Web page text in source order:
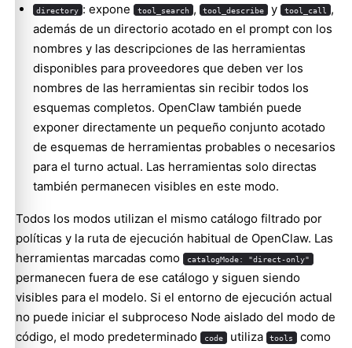
directory : expone tool_search , tool_describe y tool_call ,
además de un directorio acotado en el prompt con los
nombres y las descripciones de las herramientas
disponibles para proveedores que deben ver los
nombres de las herramientas sin recibir todos los
esquemas completos. OpenClaw también puede
exponer directamente un pequeño conjunto acotado
de esquemas de herramientas probables o necesarios
para el turno actual. Las herramientas solo directas
también permanecen visibles en este modo.
Todos los modos utilizan el mismo catálogo filtrado por
políticas y la ruta de ejecución habitual de OpenClaw. Las
herramientas marcadas como
catalogMode: "direct-only"
permanecen fuera de ese catálogo y siguen siendo
visibles para el modelo. Si el entorno de ejecución actual
no puede iniciar el subproceso Node aislado del modo de
código, el modo predeterminado
code utiliza tools
como